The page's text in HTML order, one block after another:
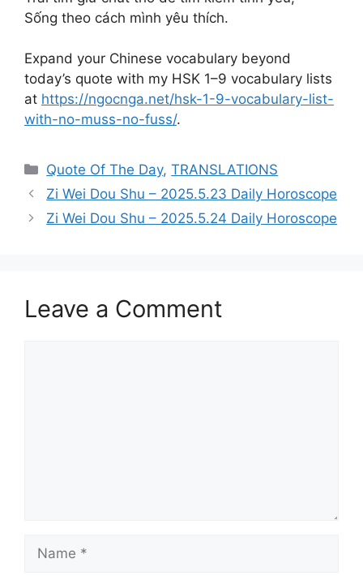
Sống theo cách mình yêu thích.
Expand your Chinese vocabulary beyond
today’s quote with my HSK 1–9 vocabulary lists
at https://ngocnga.net/hsk-1-9-vocabulary-list-
with-no-muss-no-fuss/.
Categories
Quote Of The Day,TRANSLATIONS
Zi Wei Dou Shu – 2025.5.23 Daily Horoscope
Zi Wei Dou Shu – 2025.5.24 Daily Horoscope
Leave a Comment
Name